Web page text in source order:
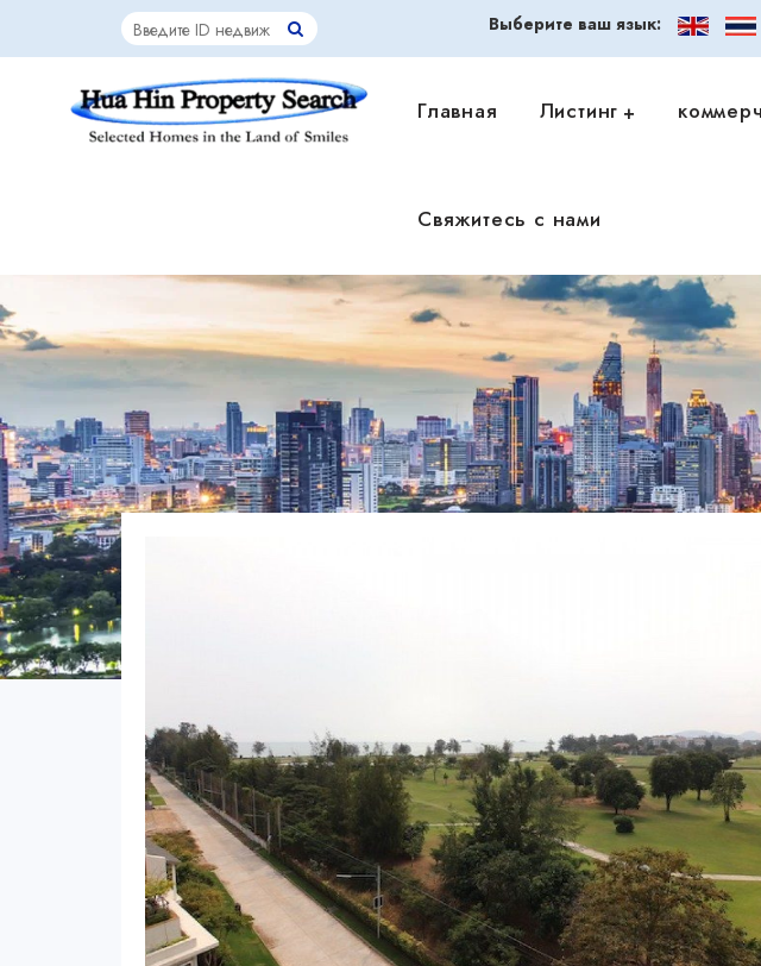
Выберите ваш язык:
Главная Листинг
Свяжитесь с нами